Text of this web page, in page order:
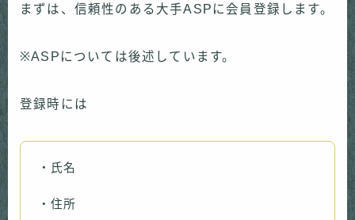
まずは、信頼性のある大手ASPに会員登録します。
※ASPについては後述しています。
登録時には
・氏名
・住所